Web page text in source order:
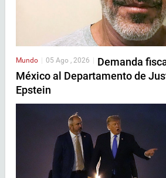
Mundo 05 Ago , 2026
Demanda
México al Departamento de
Epstein